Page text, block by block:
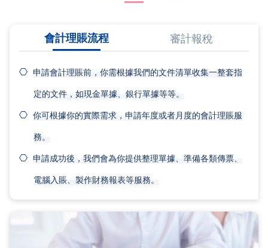
會計理賬流程 審計報稅
申請會計理賬前，你需根據我們的文件清單收集一整套指
定的文件，如現金單據、銀行單據等等。
你可根據你的實際需求，申請年度或者月度的會計理賬服
務。
申請成功後，我們會為你提供整理單據、準備各類傳票、
電腦入賬、製作財務報表等服務。